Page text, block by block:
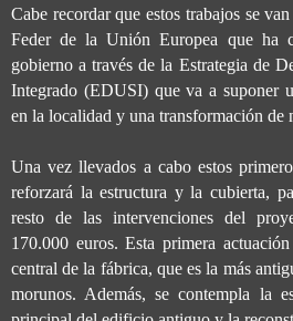
Cabe recordar que estos trabajos se
Feder de la Unión Europea que ha
gobierno a través de la Estrategia de
Integrado (EDUSI) que va a suponer
en la localidad y una transformación de
Una vez llevados a cabo estos
reforzará la estructura y la cubierta,
resto de las intervenciones del
170.000 euros. Esta primera
central de la fábrica, que es la más
morunos. Además, se contempla la